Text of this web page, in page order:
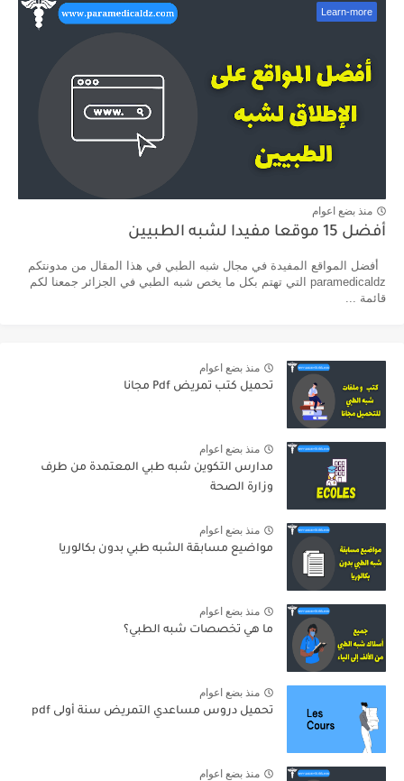
Learn-more
منذ بضع اعوام
أفضل 15 موقعا مفيدا لشبه الطبيين
أفضل المواقع المفيدة في مجال شبه الطبي في هذا المقال من مدونتكم
paramedicaldz التي تهتم بكل ما يخص شبه الطبي في الجزائر جمعنا لكم
قائمة ...
منذ بضع اعوام
تحميل كتب تمريض Pdf مجانا
منذ بضع اعوام
مدارس التكوين شبه طبي المعتمدة من طرف
وزارة الصحة
منذ بضع اعوام
مواضيع مسابقة الشبه طبي بدون بكالوريا
منذ بضع اعوام
ما هي تخصصات شبه الطبي؟
منذ بضع اعوام
تحميل دروس مساعدي التمريض سنة أولى pdf
منذ بضع اعوام